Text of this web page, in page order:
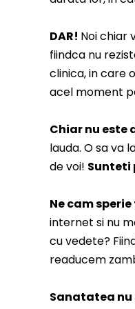
DAR! Noi chiar
fiindca nu
clinica, in care
acel moment
Chiar nu este
lauda. O sa va
de voi! Sunteti
Ne cam
internet si nu
cu vedete?
readucem
Sanatatea nu